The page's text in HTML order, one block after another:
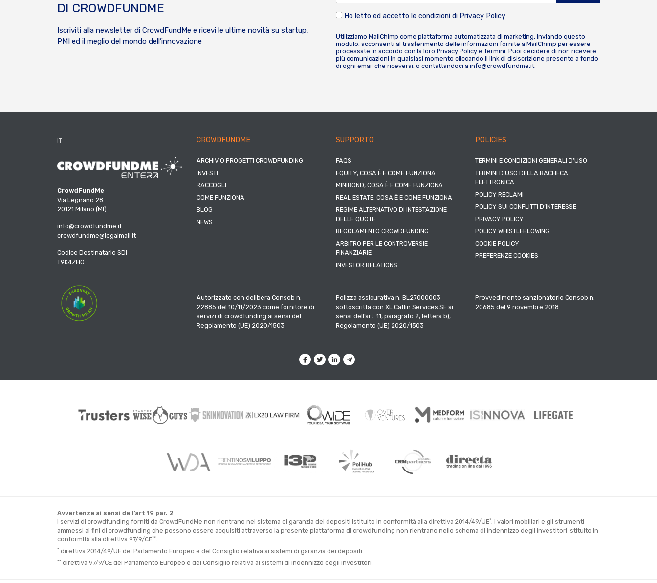
DI CROWDFUNDME
Iscriviti alla newsletter di CrowdFundMe e ricevi le ultime novità su startup,
PMI ed il meglio del mondo dell’innovazione
Ho letto ed accetto le condizioni di Privacy Policy
Utilizziamo MailChimp come piattaforma automatizzata di marketing. Inviando questo
modulo, acconsenti al trasferimento delle informazioni fornite a MailChimp per essere
processate in accordo con la loro Privacy Policy e Termini . Puoi decidere di non ricevere
più comunicazioni in qualsiasi momento cliccando il link di disiscrizione presente a fondo
di ogni email che riceverai, o contattandoci a info@crowdfundme.it
IT
CrowdFundMe
Via Legnano 28
20121 Milano (MI)
info@crowdfundme.it
crowdfundme@legalmail.it
Codice Destinatario SDI
T9K4ZHO
CROWDFUNDME
ARCHIVIO PROGETTI CROWDFUNDING
INVESTI
RACCOGLI
COME FUNZIONA
BLOG
NEWS
SUPPORTO
FAQS
EQUITY, COSA È E COME FUNZIONA
MINIBOND, COSA È E COME FUNZIONA
REAL ESTATE, COSA È E COME FUNZIONA
REGIME ALTERNATIVO DI INTESTAZIONE
DELLE QUOTE
REGOLAMENTO CROWDFUNDING
ARBITRO PER LE CONTROVERSIE
FINANZIARIE
INVESTOR RELATIONS
POLICIES
TERMINI E CONDIZIONI GENERALI D’USO
TERMINI D’USO DELLA BACHECA
ELETTRONICA
POLICY RECLAMI
POLICY SUI CONFLITTI D’INTERESSE
PRIVACY POLICY
POLICY WHISTLEBLOWING
COOKIE POLICY
PREFERENZE COOKIES
Autorizzato con delibera Consob n.
22885 del 10/11/2023 come fornitore di
servizi di crowdfunding ai sensi del
Regolamento (UE) 2020/1503
Polizza assicurativa n. BL27000003
sottoscritta con XL Catlin Services SE ai
sensi dell’art. 11, paragrafo 2, lettera b),
Regolamento (UE) 2020/1503
Provvedimento sanzionatorio Consob n.
20685 del 9 novembre 2018
Avvertenze ai sensi dell’art 19 par. 2
I servizi di crowdfunding forniti da CrowdFundMe non rientrano nel sistema di garanzia dei depositi istituito in conformità alla direttiva 2014/49/UE*; i valori mobiliari e gli strumenti
ammessi ai fini di crowdfunding che possono essere acquisiti attraverso la presente piattaforma di crowdfunding non rientrano nello schema di indennizzo degli investitori istituito in
conformità alla direttiva 97/9/CE**.
* direttiva 2014/49/UE del Parlamento Europeo e del Consiglio relativa ai sistemi di garanzia dei depositi.
** direttiva 97/9/CE del Parlamento Europeo e del Consiglio relativa ai sistemi di indennizzo degli investitori.